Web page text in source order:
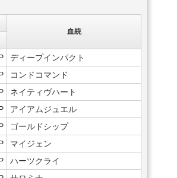
血統
ディープインパクト
コンドコマンド
ネイティヴハート
アイアムジュエル
ゴールドシップ
マイジェン
ハーツクライ